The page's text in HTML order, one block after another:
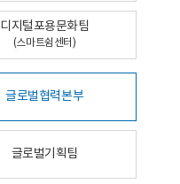
디지털포용문화팀
(스마트쉼센터)
글로벌협력본부
글로벌기획팀